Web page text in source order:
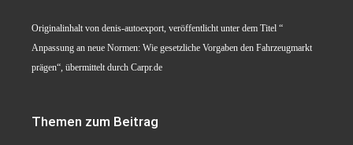
Originalinhalt von denis-autoexport, veröffentlicht unter dem Titel “
Anpassung an neue Normen: Wie gesetzliche Vorgaben den Fahrzeugmarkt
prägen“, übermittelt durch Carpr.de
Themen zum Beitrag